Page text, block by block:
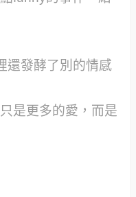
還發酵了別的情感
是更多的愛，而是